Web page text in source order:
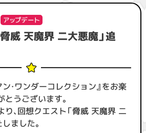
威 天魔界 二大悪魔」追
・ワンダーコレクション』をお楽
うございます。
、回想クエスト「脅威 天魔界 二
ました。